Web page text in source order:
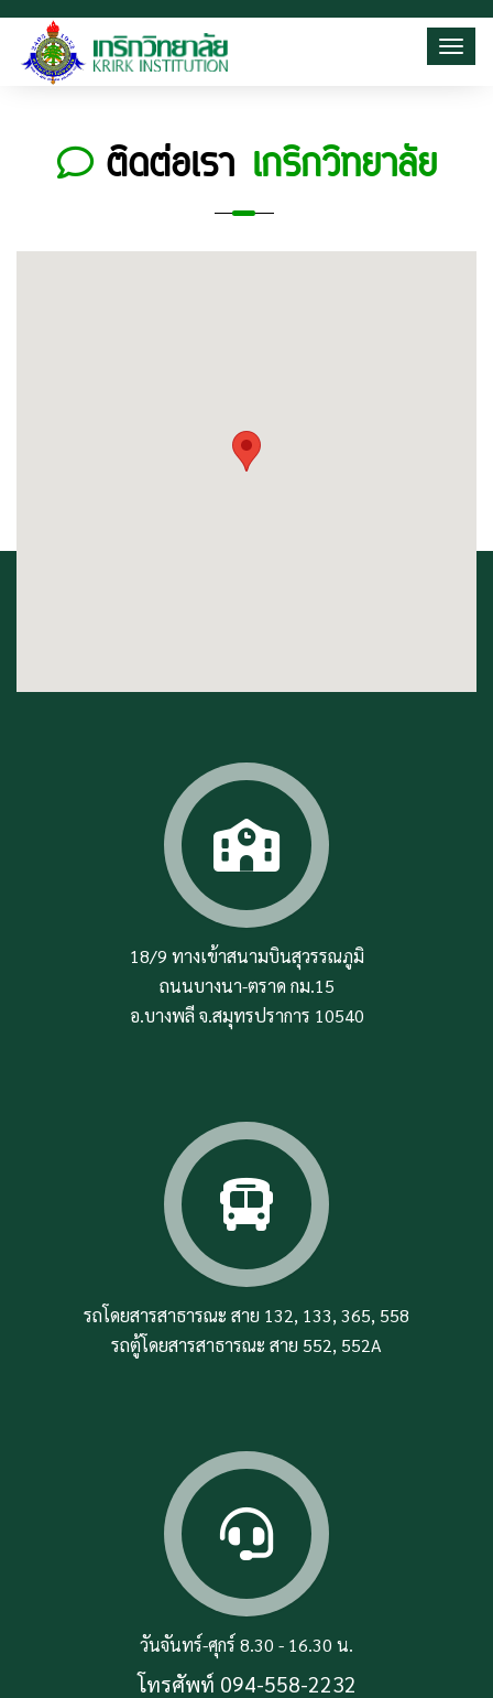
ติดต่อเรา เกริกวิทยาลัย
18/9 ทางเข้าสนามบินสุวรรณภูมิ
ถนนบางนา-ตราด กม.15
อ.บางพลี จ.สมุทรปราการ 10540
รถโดยสารสาธารณะ สาย 132, 133, 365, 558
รถตู้โดยสารสาธารณะ สาย 552, 552A
วันจันทร์-ศุกร์ 8.30 - 16.30 น.
โทรศัพท์ 094-558-2232